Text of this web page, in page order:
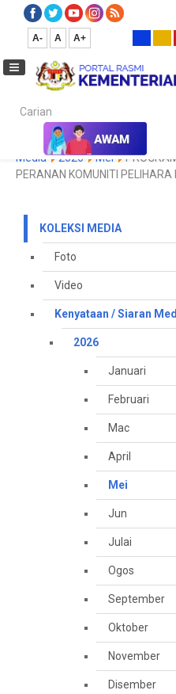
A- A A+
Carian...
Laman Utama Media
Media
2026 Mei
PERANAN KOMUNITI
KOLEKSI MEDIA
Foto
Video
Kenyataan / Siaran
2026
Januari
Februari
Mac
April
Mei
Jun
Julai
Ogos
September
Oktober
November
Disember